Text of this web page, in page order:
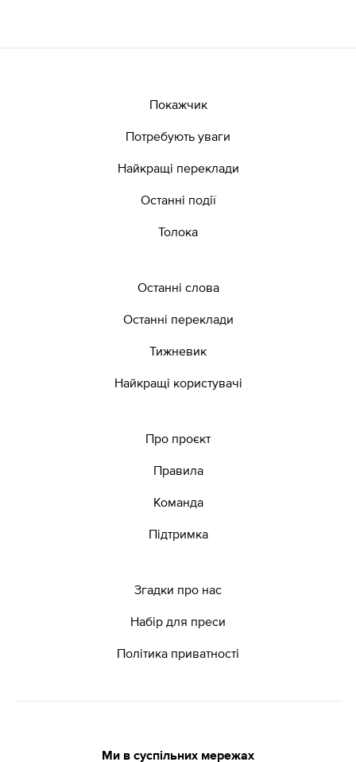
Покажчик
Потребують уваги
Найкращі переклади
Останні події
Толока
Останні слова
Останні переклади
Тижневик
Найкращі користувачі
Про проєкт
Правила
Команда
Підтримка
Згадки про нас
Набір для преси
Політика приватності
Ми в суспільних мережах